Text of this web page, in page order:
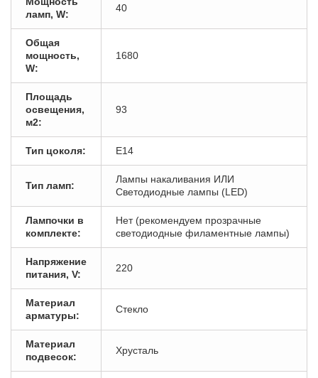
ламп, W:
40
Общая
мощность,
W:
1680
Площадь
освещения,
м2:
93
Тип цоколя: E14
Тип ламп:
Лампы накаливания ИЛИ
Светодиодные лампы (LED)
Лампочки в
комплекте:
Нет (рекомендуем прозрачные
светодиодные филаментные лампы)
Напряжение
питания, V:
220
Материал
арматуры:
Стекло
Материал
подвесок:
Хрусталь